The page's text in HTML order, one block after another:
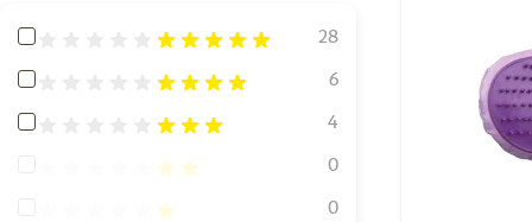
Hodnocení 100%
28
Hodnocení 80%
6
Hodnocení 60%
4
Hodnocení 40%
0
Hodnocení 20%
0